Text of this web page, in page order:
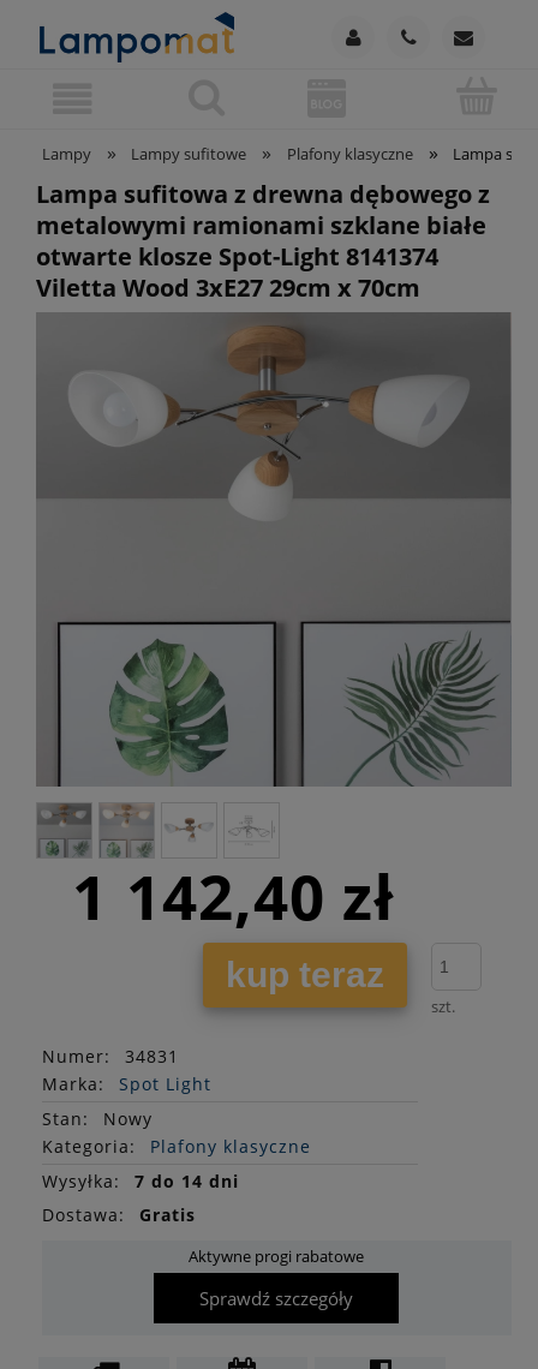
Lampy » Lampy sufitowe » Plafony klasyczne » Lampa
Lampa sufitowa z drewna dębowego z
metalowymi ramionami szklane białe
otwarte klosze Spot-Light 8141374
Viletta Wood 3xE27 29cm x 70cm
1 142,40 zł
kup teraz
szt.
Numer:
34831
Marka:
Spot Light
Stan:
Nowy
Kategoria:
Plafony klasyczne
Wysyłka:
7 do 14 dni
Dostawa:
Gratis
Aktywne progi rabatowe
Sprawdź szczegóły